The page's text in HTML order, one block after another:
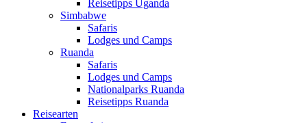
Reisetipps Uganda
Simbabwe
Safaris
Lodges und Camps
Ruanda
Safaris
Lodges und Camps
Nationalparks Ruanda
Reisetipps Ruanda
Reisearten